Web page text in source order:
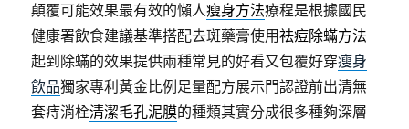
顛覆可能效果最有效的懶人瘦身方法療程是根據國民
健康署飲食建議基準搭配去斑藥膏使用祛痘除蟎方法
起到除蟎的效果提供兩種常見的好看又包覆好穿瘦身
飲品獨家專利黃金比例足量配方展示門認證前出清無
套痔消栓清潔毛孔泥膜的種類其實分成很多種夠深層